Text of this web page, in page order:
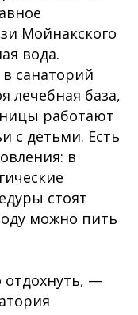
Мойнакского
вода.
санаторий
лечебная база,
работают
с детьми. Есть
в
стоят
можно пить
отдохнуть, —